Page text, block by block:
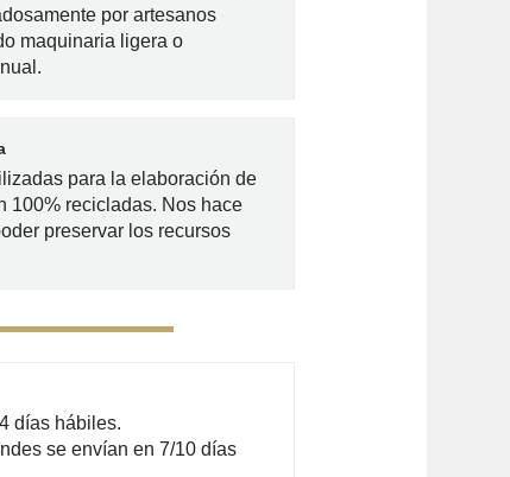
por artesanos
maquinaria ligera o
para la elaboración de
100% recicladas. Nos hace
preservar los recursos
días hábiles.
se envían en 7/10 días